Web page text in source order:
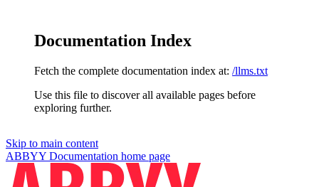
Documentation Index
Fetch the complete documentation index at: /llms.txt
Use this file to discover all available pages before
exploring further.
Skip to main content
ABBYY Documentation home page